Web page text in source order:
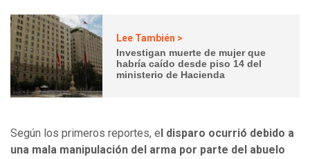
Lee También >
Investigan muerte de mujer que
habría caído desde piso 14 del
ministerio de Hacienda
Según los primeros reportes, e l disparo ocurrió debido a
una mala manipulación del arma por parte del abuelo